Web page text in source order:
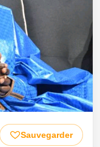
Sauvegarder